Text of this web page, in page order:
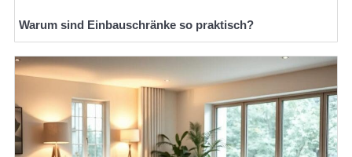
Warum sind Einbauschränke so praktisch?